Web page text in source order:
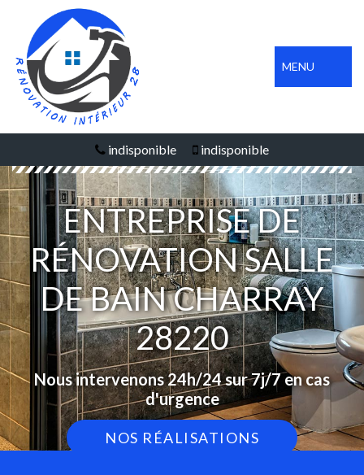
MENU
indisponible indisponible
ENTREPRISE DE
RÉNOVATION SALLE
DE BAIN CHARRAY
28220
Nous intervenons 24h/24 sur 7j/7 en cas
d'urgence
NOS RÉALISATIONS